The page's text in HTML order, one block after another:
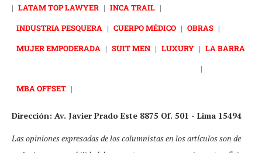
| LATAM TOP LAWYER | INCA TRAIL |
INDUSTRIA PESQUERA | CUERPO MÉDICO | OBRAS |
MUJER EMPODERADA | SUIT MEN | LUXURY | LA BARRA
|
MBA OFFSET |
Dirección: Av. Javier Prado Este 8875 Of. 501 - Lima 15494
Las opiniones expresadas de los columnistas en los artículos son de